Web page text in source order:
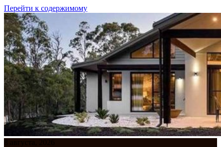
Перейти к содержимому
8 августа, 2026